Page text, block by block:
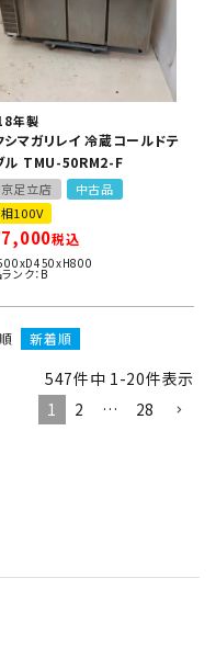
年製
シマガリレイ 冷蔵コールドテ
ル TMU-50RM2-F
足立店
中古品
100V
税込
ンク：B
新着順
547件中 1 -20件表示
1
2 … 28